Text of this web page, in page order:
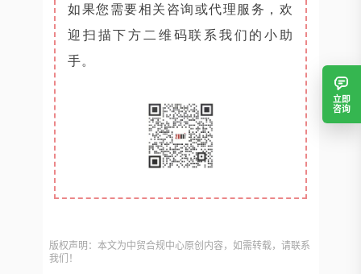
如果您需要相关咨询或代理服务，欢
迎扫描下方二维码联系我们的小助
手。
版权声明：本文为中贸合规中心原创内容，如需转载，请联系
我们！
立即
咨询